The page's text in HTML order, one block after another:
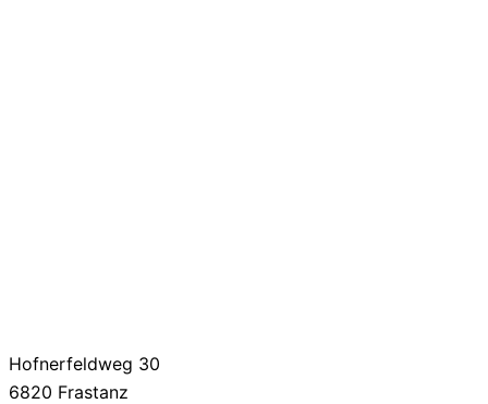
Hofnerfeldweg 30
6820 Frastanz